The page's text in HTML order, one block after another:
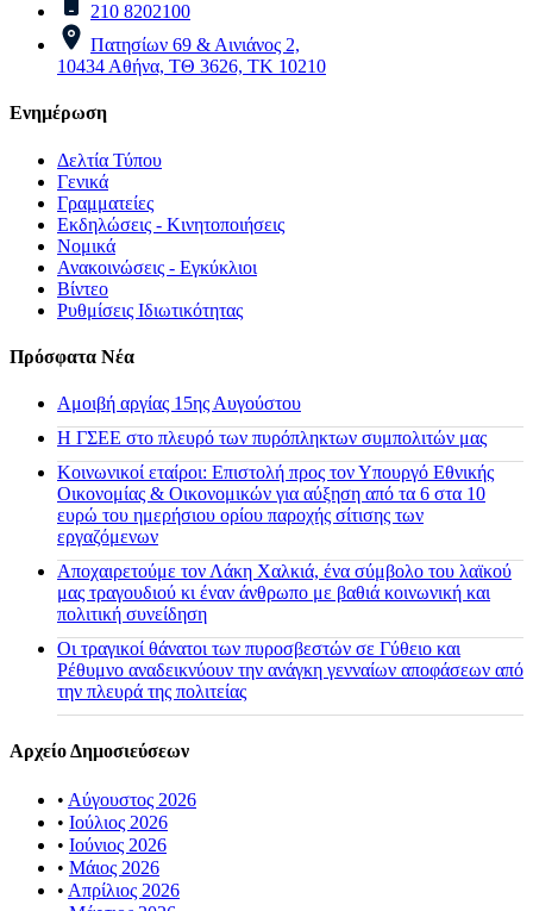
210 8202100
Πατησίων 69 & Αινιάνος 2,
10434 Αθήνα, ΤΘ 3626, ΤΚ 10210
Ενημέρωση
Δελτία Τύπου
Γενικά
Γραμματείες
Εκδηλώσεις - Κινητοποιήσεις
Νομικά
Ανακοινώσεις - Εγκύκλιοι
Βίντεο
Ρυθμίσεις Ιδιωτικότητας
Πρόσφατα Νέα
Αμοιβή αργίας 15ης Αυγούστου
H ΓΣΕΕ στο πλευρό των πυρόπληκτων συμπολιτών μας
Κοινωνικοί εταίροι: Επιστολή προς τον Υπουργό Εθνικής
Οικονομίας & Οικονομικών για αύξηση από τα 6 στα 10
ευρώ του ημερήσιου ορίου παροχής σίτισης των
εργαζόμενων
Αποχαιρετούμε τον Λάκη Χαλκιά, ένα σύμβολο του λαϊκού
μας τραγουδιού κι έναν άνθρωπο με βαθιά κοινωνική και
πολιτική συνείδηση
Οι τραγικοί θάνατοι των πυροσβεστών σε Γύθειο και
Ρέθυμνο αναδεικνύουν την ανάγκη γενναίων αποφάσεων από
την πλευρά της πολιτείας
Αρχείο Δημοσιεύσεων
• Αύγουστος 2026
• Ιούλιος 2026
• Ιούνιος 2026
• Μάιος 2026
• Απρίλιος 2026